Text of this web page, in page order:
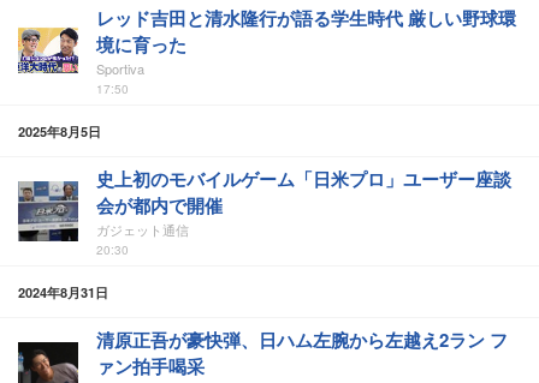
レッド吉田と清水隆行が語る学生時代 厳しい野球環
境に育った
Sportiva
17:50
2025年8月5日
史上初のモバイルゲーム「日米プロ」ユーザー座談
会が都内で開催
ガジェット通信
20:30
2024年8月31日
清原正吾が豪快弾、日ハム左腕から左越え2ラン フ
ァン拍手喝采